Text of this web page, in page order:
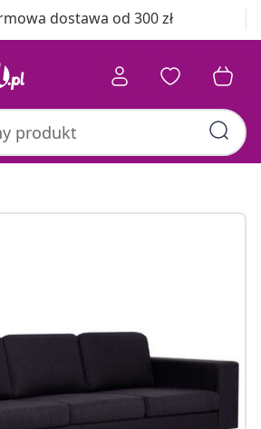
Darmowa dostawa od 300 zł